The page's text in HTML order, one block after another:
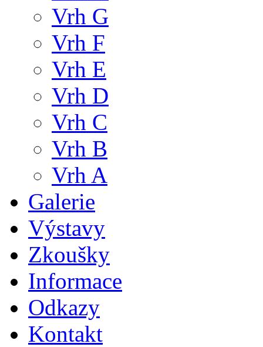
Vrh G
Vrh F
Vrh E
Vrh D
Vrh C
Vrh B
Vrh A
Galerie
Výstavy
Zkoušky
Informace
Odkazy
Kontakt